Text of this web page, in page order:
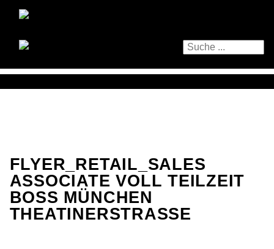
FLYER_RETAIL_SALES
ASSOCIATE VOLL TEILZEIT
BOSS MÜNCHEN
THEATINERSTRASSE